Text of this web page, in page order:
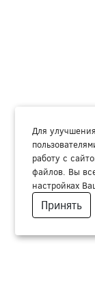
Для
работу с
файлов. Вы
настройках
Принять